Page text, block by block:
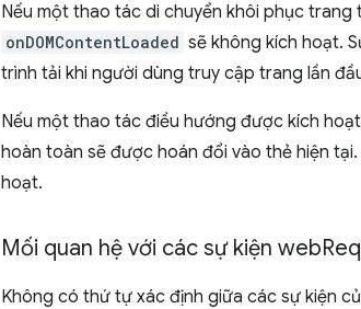
Nếu một thao tác di chuyển khôi phục trang
onDOMContentLoaded sẽ không kích hoạt.
trình tải khi người dùng truy cập trang lần
Nếu một thao tác điều hướng được kích
hoàn toàn sẽ được hoán đổi vào thẻ hiện
hoạt.
Mối quan hệ với các sự kiện web
Không có thứ tự xác định giữa các sự kiện